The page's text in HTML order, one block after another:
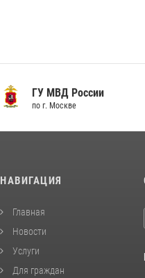
ГУ МВД России
по г. Москве
НАВИГАЦИЯ
Главная
Новости
Услуги
Для граждан